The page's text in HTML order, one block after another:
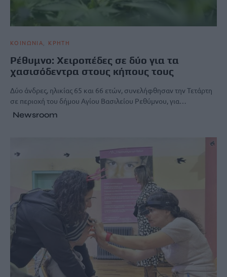
ΚΟΙΝΩΝΙΑ ΚΡΗΤΗ
Ρέθυμνο: Χειροπέδες σε δύο για τα
χασισόδεντρα στους κήπους τους
Δύο άνδρες, ηλικίας 65 και 66 ετών, συνελήφθησαν την Τετάρτη
σε περιοχή του δήμου Αγίου Βασιλείου Ρεθύμνου, για…
Newsroom